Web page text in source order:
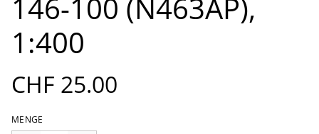
146-100 (N463AP),
1:400
CHF 25.00
MENGE